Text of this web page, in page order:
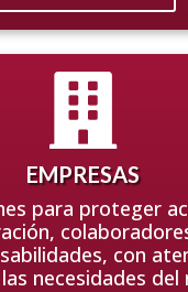

EMPRESAS
para proteger
con
necesidades del